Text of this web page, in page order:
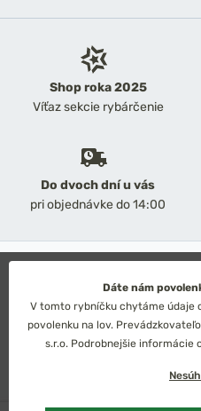
Shop roka 2025
Víťaz sekcie rybárčenie
Do dvoch dní u vás
pri objednávke do 14:00
Obchodné
Ochrana
Technické
Strategický
Dáte nám
V tomto rybníčku chytáme údaje
povolenku na lov.
s.r.o. Podrobnejšie informácie